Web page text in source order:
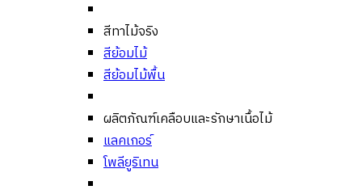
สีทาไม้จริง
สีย้อมไม้
สีย้อมไม้พื้น
ผลิตภัณฑ์เคลือบและรักษาเนื้อไม้
แลคเกอร์
โพลียูริเทน